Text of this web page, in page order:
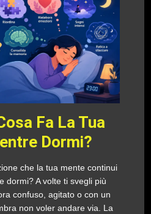
Fa La Tua
Dormi?
che la tua mente continui
dormi? A volte ti svegli più
confuso, agitato o con un
non voler andare via. La